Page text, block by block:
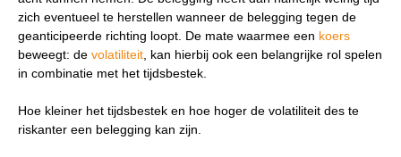
zich eventueel te herstellen wanneer de belegging tegen de
geanticipeerde richting loopt. De mate waarmee een koers
beweegt: de volatiliteit , kan hierbij ook een belangrijke rol spelen
in combinatie met het tijdsbestek.
Hoe kleiner het tijdsbestek en hoe hoger de volatiliteit des te
riskanter een belegging kan zijn.